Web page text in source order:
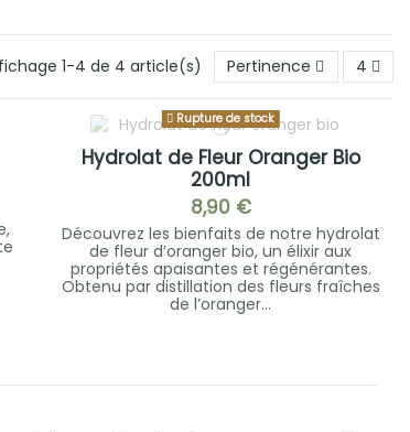
1-4 de 4 article(s) Pertinence 4
Rupture de stock
Hydrolat de Fleur Oranger Bio
200ml
8,90 €
Découvrez les bienfaits de notre hydrolat
de fleur d’oranger bio, un élixir aux
propriétés apaisantes et régénérantes.
Obtenu par distillation des fleurs fraîches
de l’oranger...